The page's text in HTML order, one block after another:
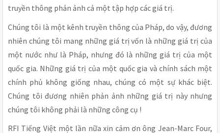
truyền thông phản ảnh cả một tập hợp các giá trị.
Chúng tôi là một kênh truyền thông của Pháp, do vậy, đương
nhiên chúng tôi mang những giá trị vốn là những giá trị của
một nước như là Pháp, nhưng đó là những giá trị của một
quốc gia. Những giá trị của một quốc gia và chính sách một
chính phủ không giống nhau, chúng có một sự khác biệt.
Chúng tôi đương nhiên phản ảnh những giá trị này nhưng
chúng tôi không phải là những công cụ !
RFI Tiếng Việt một lần nữa xin cảm ơn ông Jean-Marc Four,